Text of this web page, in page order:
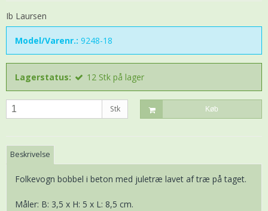
Ib Laursen
Model/Varenr.: 9248-18
Lagerstatus: 12 Stk på lager
Stk Køb
Beskrivelse
Folkevogn bobbel i beton med juletræ lavet af træ på taget.
Måler: B: 3,5 x H: 5 x L: 8,5 cm.